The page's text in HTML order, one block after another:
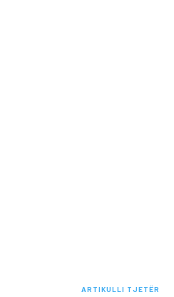
ARTIKULLI TJETËR